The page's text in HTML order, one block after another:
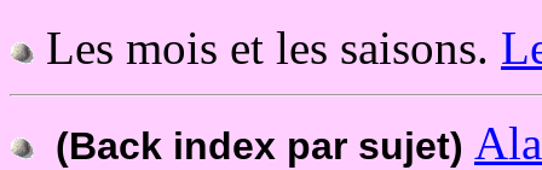
Les mois et les saisons.
(Back index par sujet)